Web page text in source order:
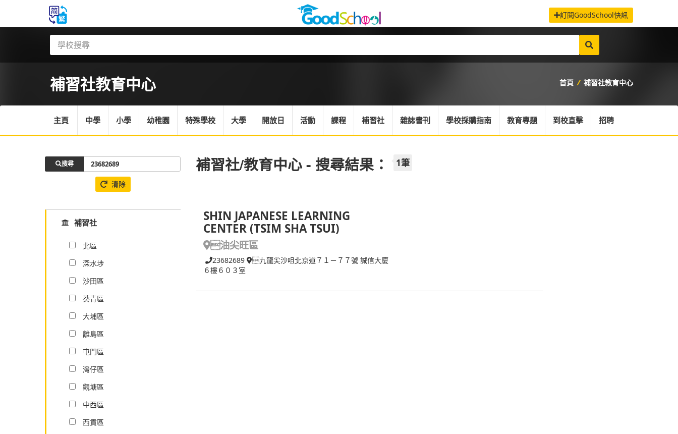
訂閱GoodSchool快訊
補習社教育中心 首頁 / 補習社教育中心
主頁 中學 小學 幼稚園 特殊學校 大學 開放日 活動 課程 補習社 雜誌書刊 學校採購指南 教育專題 到校直擊 招聘
補習社/教育中心 - 搜尋結果： 1筆
SHIN JAPANESE LEARNING
CENTER (TSIM SHA TSUI)
油尖旺區
23682689
九龍尖沙咀北京道７１－７７號 誠信大廈
６樓６０３室
搜尋
清除
補習社
北區
深水埗
沙田區
葵青區
大埔區
離島區
屯門區
灣仔區
觀塘區
中西區
西貢區